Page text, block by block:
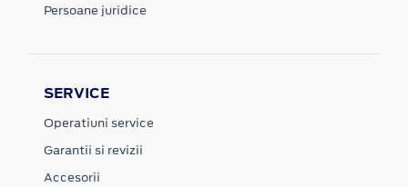
Persoane juridice
SERVICE
Operatiuni service
Garantii si revizii
Accesorii